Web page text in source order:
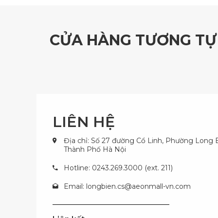
CỬA HÀNG TƯƠNG TỰ
LIÊN HỆ
Địa chỉ: Số 27 đường Cổ Linh, Phường Long
Thành Phố Hà Nội
Hotline: 0243.269.3000 (ext. 211)
Email: longbien.cs@aeonmall-vn.com